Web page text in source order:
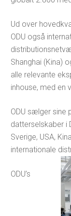
Ud over
ODU også
Shanghai (Kina)
alle relevante
inhouse, med en
ODU sælger sine
datterselskaber i
Sverige, USA,
internationale
ODU’s